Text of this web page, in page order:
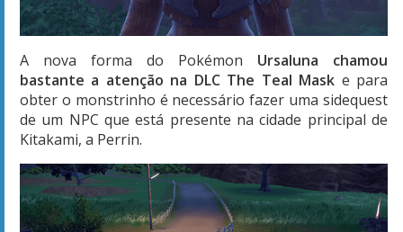
A nova forma do Pokémon Ursaluna chamou
bastante a atenção na DLC The Teal Mask e para
obter o monstrinho é necessário fazer uma sidequest
de um NPC que está presente na cidade principal de
Kitakami, a Perrin.